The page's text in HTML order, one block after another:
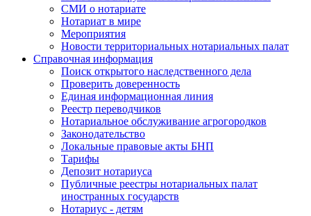
СМИ о нотариате
Нотариат в мире
Мероприятия
Новости территориальных нотариальных палат
Справочная информация
Поиск открытого наследственного дела
Проверить доверенность
Единая информационная линия
Реестр переводчиков
Нотариальное обслуживание агрогородков
Законодательство
Локальные правовые акты БНП
Тарифы
Депозит нотариуса
Публичные реестры нотариальных палат
иностранных государств
Нотариус - детям